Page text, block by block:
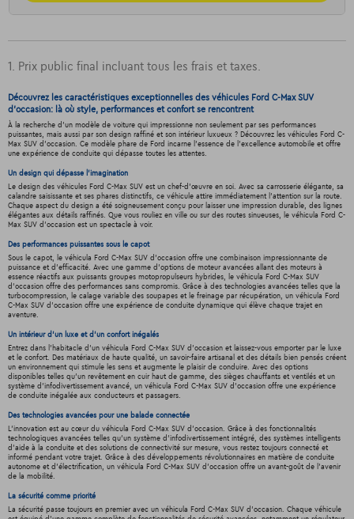
1. Prix public final incluant tous les frais et taxes.
Découvrez les caractéristiques exceptionnelles des véhicules Ford C-Max SUV
d'occasion: là où style, performances et confort se rencontrent
À la recherche d'un modèle de voiture qui impressionne non seulement par ses performances
puissantes, mais aussi par son design raffiné et son intérieur luxueux ? Découvrez les véhicules Ford C-
Max SUV d'occasion. Ce modèle phare de Ford incarne l'essence de l'excellence automobile et offre
une expérience de conduite qui dépasse toutes les attentes.
Un design qui dépasse l'imagination
Le design des véhicules Ford C-Max SUV est un chef-d'œuvre en soi. Avec sa carrosserie élégante, sa
calandre saisissante et ses phares distinctifs, ce véhicule attire immédiatement l'attention sur la route.
Chaque aspect du design a été soigneusement conçu pour laisser une impression durable, des lignes
élégantes aux détails raffinés. Que vous rouliez en ville ou sur des routes sinueuses, le véhicula Ford C-
Max SUV d'occasion est un spectacle à voir.
Des performances puissantes sous le capot
Sous le capot, le véhicula Ford C-Max SUV d'occasion offre une combinaison impressionnante de
puissance et d'efficacité. Avec une gamme d'options de moteur avancées allant des moteurs à
essence réactifs aux puissants groupes motopropulseurs hybrides, le véhicula Ford C-Max SUV
d'occasion offre des performances sans compromis. Grâce à des technologies avancées telles que la
turbocompression, le calage variable des soupapes et le freinage par récupération, un véhicula Ford
C-Max SUV d'occasion offre une expérience de conduite dynamique qui élève chaque trajet en
aventure.
Un intérieur d’un luxe et d’un confort inégalés
Entrez dans l'habitacle d'un véhicula Ford C-Max SUV d'occasion et laissez-vous emporter par le luxe
et le confort. Des matériaux de haute qualité, un savoir-faire artisanal et des détails bien pensés créent
un environnement qui stimule les sens et augmente le plaisir de conduire. Avec des options
disponibles telles qu'un revêtement en cuir haut de gamme, des sièges chauffants et ventilés et un
système d'infodivertissement avancé, un véhicula Ford C-Max SUV d'occasion offre une expérience
de conduite inégalée aux conducteurs et passagers.
Des technologies avancées pour une balade connectée
L'innovation est au cœur du véhicula Ford C-Max SUV d'occasion. Grâce à des fonctionnalités
technologiques avancées telles qu'un système d'infodivertissement intégré, des systèmes intelligents
d'aide à la conduite et des solutions de connectivité sur mesure, vous restez toujours connecté et
informé pendant votre trajet. Grâce à des développements révolutionnaires en matière de conduite
autonome et d'électrification, un véhicula Ford C-Max SUV d'occasion offre un avant-goût de l'avenir
de la mobilité.
La sécurité comme priorité
La sécurité passe toujours en premier avec un véhicula Ford C-Max SUV d'occasion. Chaque véhicule